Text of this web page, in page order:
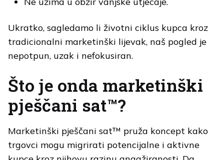
Ukratko, sagledamo li životni ciklus kupca kroz
tradicionalni marketinški lijevak, naš pogled je
nepotpun, uzak i nefokusiran.
Što je onda marketinški
pješčani sat™?
Marketinški pješčani sat™ pruža koncept kako
trgovci mogu migrirati potencijalne i aktivne